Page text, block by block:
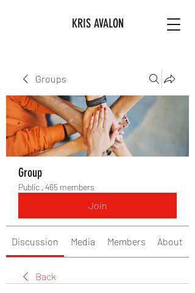
KRIS AVALON
Groups
Group
Public · 465 members
Join
Discussion Media Members About
Back